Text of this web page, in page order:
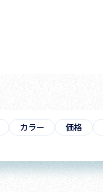
カラー 価格